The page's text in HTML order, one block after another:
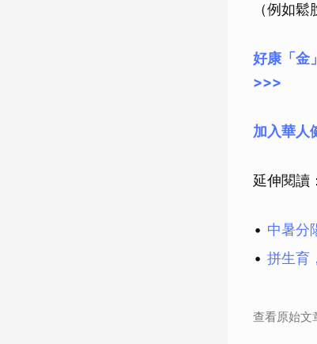
（例如
好康「金
>>>
加入華人
延伸閱讀：
中暑分
拼生育
查看原始文